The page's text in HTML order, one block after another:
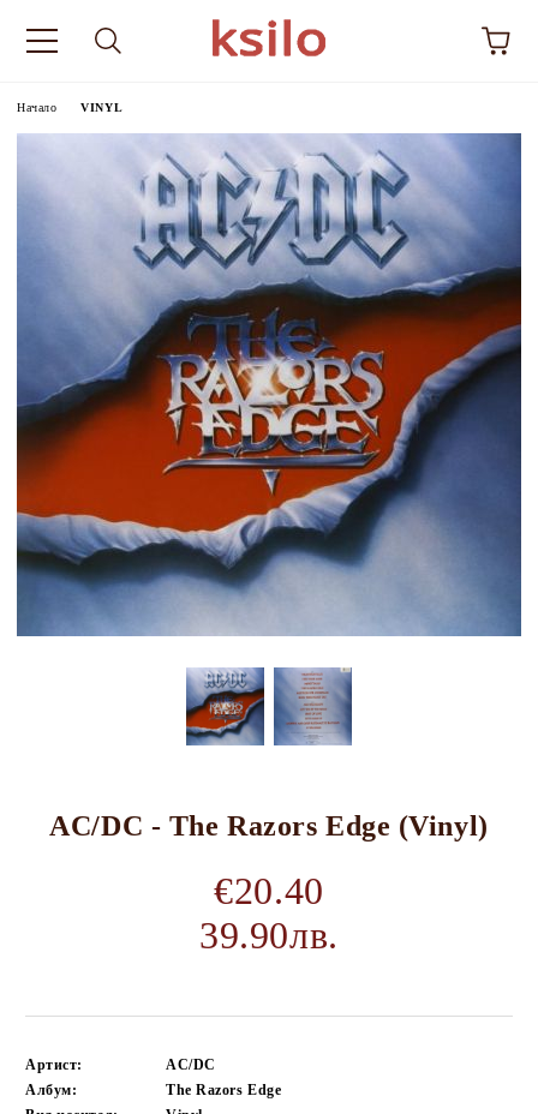
Начало VINYL
AC/DC - The Razors Edge (Vinyl)
€20.40
39.90лв.
Артист:
AC/DC
Албум:
The Razors Edge